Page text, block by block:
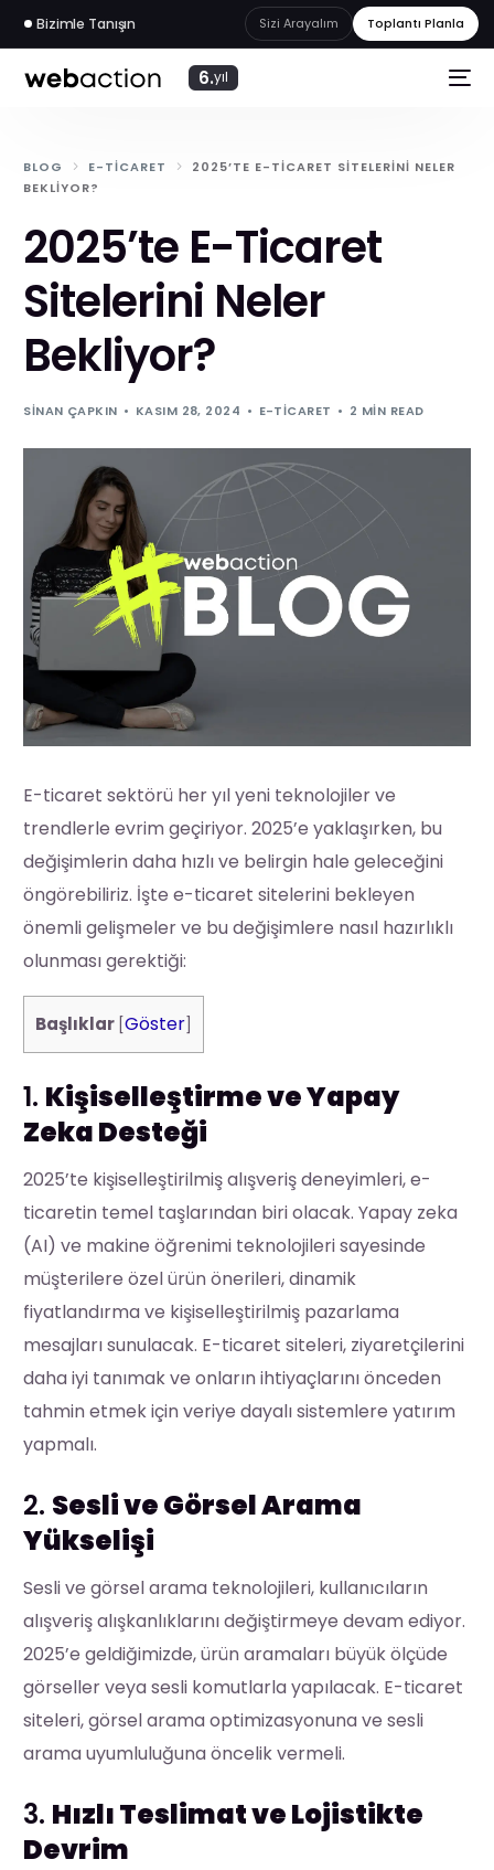
Bizimle Tanışın Sizi Arayalım Toplantı Planla
6.yıl
BLOG E-TICARET
2025’TE E-TICARET SITELERINI NELER
BEKLIYOR?
2025’te E-Ticaret
Sitelerini Neler
Bekliyor?
SINAN ÇAPKIN KASIM 28, 2024 E-TICARET 2 MIN READ
E-ticaret sektörü her yıl yeni teknolojiler ve
trendlerle evrim geçiriyor. 2025’e yaklaşırken, bu
değişimlerin daha hızlı ve belirgin hale geleceğini
öngörebiliriz. İşte e-ticaret sitelerini bekleyen
önemli gelişmeler ve bu değişimlere nasıl hazırlıklı
olunması gerektiği:
Başlıklar [Göster
1. Kişiselleştirme ve Yapay
Zeka Desteği
2025’te kişiselleştirilmiş alışveriş deneyimleri, e-
ticaretin temel taşlarından biri olacak. Yapay zeka
(AI) ve makine öğrenimi teknolojileri sayesinde
müşterilere özel ürün önerileri, dinamik
fiyatlandırma ve kişiselleştirilmiş pazarlama
mesajları sunulacak. E-ticaret siteleri, ziyaretçilerini
daha iyi tanımak ve onların ihtiyaçlarını önceden
tahmin etmek için veriye dayalı sistemlere yatırım
yapmalı.
2. Sesli ve Görsel Arama
Yükselişi
Sesli ve görsel arama teknolojileri, kullanıcıların
alışveriş alışkanlıklarını değiştirmeye devam ediyor.
2025’e geldiğimizde, ürün aramaları büyük ölçüde
görseller veya sesli komutlarla yapılacak. E-ticaret
siteleri, görsel arama optimizasyonuna ve sesli
arama uyumluluğuna öncelik vermeli.
3. Hızlı Teslimat ve Lojistikte
Devrim
webakademi